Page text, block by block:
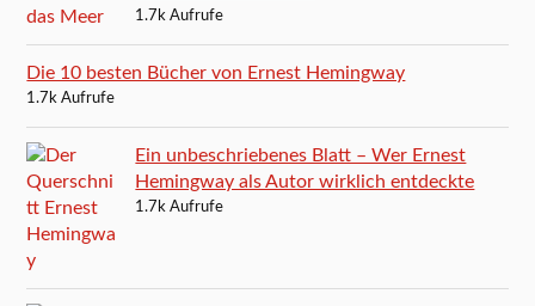
1.7k Aufrufe
Die 10 besten Bücher von Ernest Hemingway
1.7k Aufrufe
Ein unbeschriebenes Blatt – Wer Ernest
Hemingway als Autor wirklich entdeckte
1.7k Aufrufe